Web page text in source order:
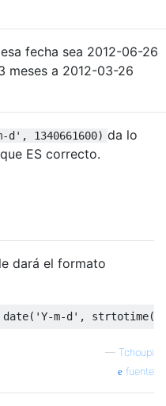
fecha sea 2012-06-26
meses a 2012-03-26
d', 1340661600) da lo
que ES correcto.
dará el formato
'Y-m-d' , strtotime(
— Tchoupi
fuente